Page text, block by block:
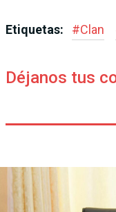
Etiquetas: #Clan
Déjanos tus